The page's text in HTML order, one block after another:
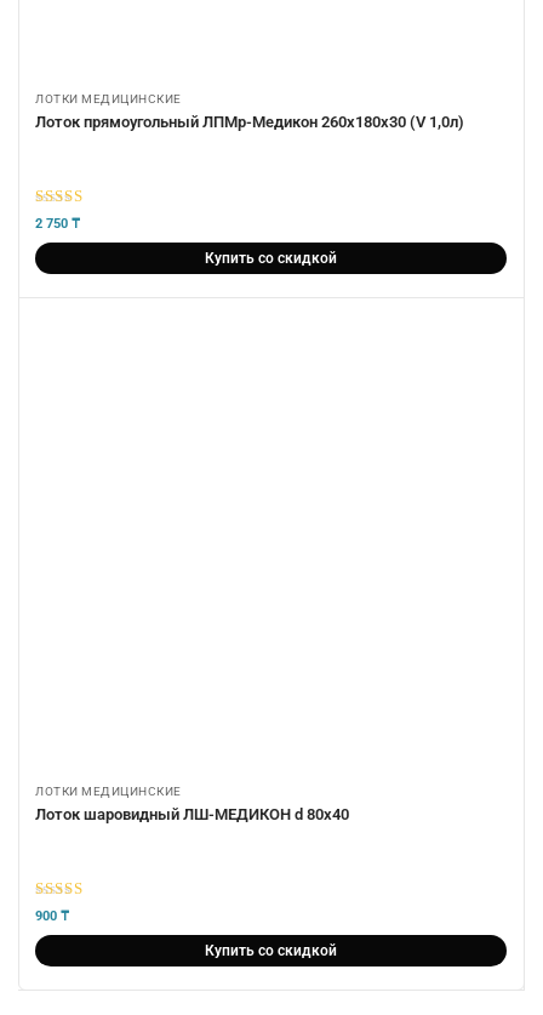
ЛОТКИ МЕДИЦИНСКИЕ
Лоток прямоугольный ЛПМр-Медикон 260х180х30 (V 1,0л)
5 из 5
2 750 ₸
Купить со скидкой
ЛОТКИ МЕДИЦИНСКИЕ
Лоток шаровидный ЛШ-МЕДИКОН d 80х40
5из 5
900 ₸
Купить со скидкой